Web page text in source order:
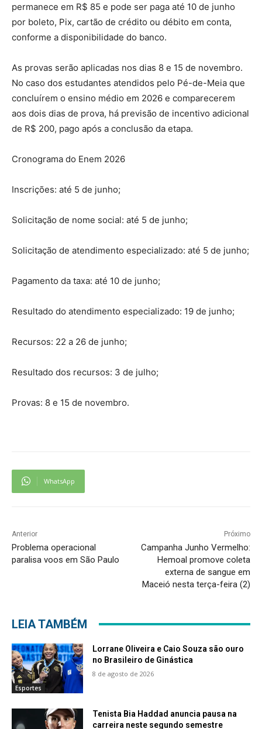
permanece em R$ 85 e pode ser paga até 10 de junho
por boleto, Pix, cartão de crédito ou débito em conta,
conforme a disponibilidade do banco.
As provas serão aplicadas nos dias 8 e 15 de novembro.
No caso dos estudantes atendidos pelo Pé-de-Meia que
concluírem o ensino médio em 2026 e comparecerem
aos dois dias de prova, há previsão de incentivo adicional
de R$ 200, pago após a conclusão da etapa.
Cronograma do Enem 2026
Inscrições: até 5 de junho;
Solicitação de nome social: até 5 de junho;
Solicitação de atendimento especializado: até 5 de junho;
Pagamento da taxa: até 10 de junho;
Resultado do atendimento especializado: 19 de junho;
Recursos: 22 a 26 de junho;
Resultado dos recursos: 3 de julho;
Provas: 8 e 15 de novembro.
WhatsApp
Anterior
Problema operacional
paralisa voos em São Paulo
Próximo
Campanha Junho Vermelho:
Hemoal promove coleta
externa de sangue em
Maceió nesta terça-feira (2)
LEIA TAMBÉM
Esportes
Lorrane Oliveira e Caio Souza são ouro
no Brasileiro de Ginástica
8 de agosto de 2026
Tenista Bia Haddad anuncia pausa na
carreira neste segundo semestre